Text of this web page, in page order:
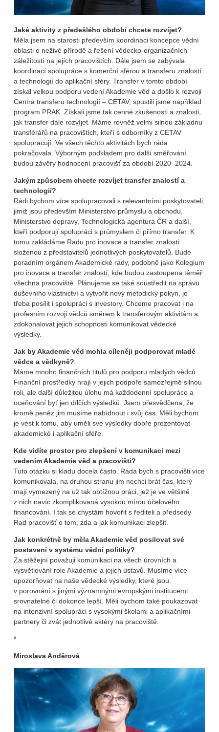
Jaké aktivity z předešlého období chcete rozvíjet?
Měla jsem na starosti především koordinaci koncepce vědní
oblasti o neživé přírodě a řešení vědecko-organizačních
záležitostí na jejích pracovištích. Dále jsem se zabývala
koordinací spolupráce s komerční sférou a transferu znalostí
a technologií do aplikační sféry. Transfer v tomto období
získal velkou podporu vedení Akademie věd a došlo k rozvoji
Centra transferu technologií – CETAV, spustili jsme například
program PRAK. Získali jsme tak cenné zkušenosti a znalosti,
jak transfer dále rozvíjet. Máme rovněž velmi silnou základnu
transférářů na pracovištích, kteří s odborníky z CETAV
spolupracují. Ve všech těchto aktivitách bych ráda
pokračovala. Výborným podkladem pro další směřování
budou závěry hodnocení pracovišť za období 2020–2024.
Jakým způsobem chcete rozvíjet transfer znalostí a
technologií?
Rádi bychom více spolupracovali s relevantními poskytovateli,
jimiž jsou především Ministerstvo průmyslu a obchodu,
Ministerstvo dopravy, Technologická agentura ČR a další,
kteří podporují spolupráci s průmyslem či přímo transfer. K
tomu zakládáme Radu pro inovace a transfer znalostí
složenou z představitelů jednotlivých poskytovatelů. Bude
poradním orgánem Akademické rady, podobně jako Kolegium
pro inovace a transfer znalostí, kde budou zastoupena téměř
všechna pracoviště. Plánujeme se také soustředit na správu
duševního vlastnictví a vytvořit nový metodický pokyn, je
třeba posílit i spolupráci s investory. Chceme pracovat i na
profesním rozvoji vědců směrem k transferovým aktivitám a
zdokonalovat jejich schopnosti komunikovat vědecké
výsledky.
Jak by Akademie věd mohla cíleněji podporovat mladé
vědce a vědkyně?
Máme mnoho finančních titulů pro podporu mladých vědců.
Finanční prostředky hrají v jejich podpoře samozřejmě silnou
roli, ale další důležitou úlohu má každodenní spolupráce a
oceňování byť jen dílčích výsledků. Jsem přesvědčena, že
kromě peněz jim musíme nabídnout i svůj čas. Měli bychom
je vést k tomu, aby uměli své výsledky dobře prezentovat
akademické i aplikační sféře.
Kde vidíte prostor pro zlepšení v komunikaci mezi
vedením Akademie věd a pracovišti?
Tuto otázku si kladu docela často. Ráda bych s pracovišti více
komunikovala, na druhou stranu jim nechci brát čas, který
mají vymezený na už tak obtížnou práci, jež je ve většině
z nich navíc zkomplikovaná vysokou mírou účelového
financování. I tak se chystám hovořit s řediteli a předsedy
Rad pracovišť o tom, zda a jak komunikaci zlepšit.
Jak konkrétně by měla Akademie věd posilovat své
postavení v systému vědní politiky?
Za stěžejní považuji komunikaci na všech úrovních a
vysvětlování role Akademie a jejich ústavů. Musíme více
upozorňovat na naše vědecké výsledky, které jsou
v porovnání s jinými významnými evropskými institucemi
srovnatelné či dokonce lepší. Měli bychom také poukazovat
na intenzivní spolupráci s vysokými školami a aplikačními
partnery či zvát jednotlivé aktéry na pracoviště.
*
Miroslava Anděrová